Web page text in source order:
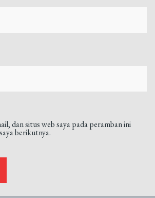
dan situs web saya pada peramban ini
berikutnya.